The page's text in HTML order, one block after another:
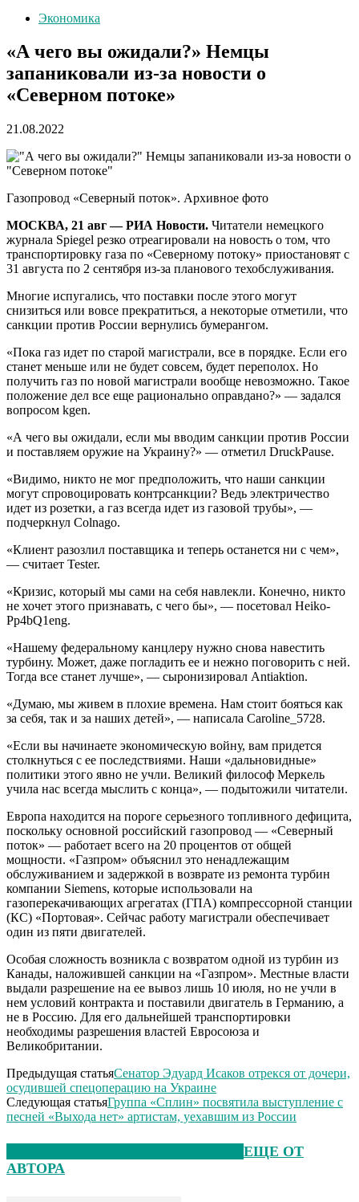
Экономика
«А чего вы ожидали?» Немцы
запаниковали из-за новости о
«Северном потоке»
21.08.2022
Газопровод «Северный поток». Архивное фото
МОСКВА, 21 авг — РИА Новости. Читатели немецкого
журнала Spiegel резко отреагировали на новость о том, что
транспортировку газа по «Северному потоку» приостановят с
31 августа по 2 сентября из-за планового техобслуживания.
Многие испугались, что поставки после этого могут
снизиться или вовсе прекратиться, а некоторые отметили, что
санкции против России вернулись бумерангом.
«Пока газ идет по старой магистрали, все в порядке. Если его
станет меньше или не будет совсем, будет переполох. Но
получить газ по новой магистрали вообще невозможно. Такое
положение дел все еще рационально оправдано?» — задался
вопросом kgen.
«А чего вы ожидали, если мы вводим санкции против России
и поставляем оружие на Украину?» — отметил DruckPause.
«Видимо, никто не мог предположить, что наши санкции
могут спровоцировать контрсанкции? Ведь электричество
идет из розетки, а газ всегда идет из газовой трубы», —
подчеркнул Colnago.
«Клиент разозлил поставщика и теперь останется ни с чем»,
— считает Tester.
«Кризис, который мы сами на себя навлекли. Конечно, никто
не хочет этого признавать, с чего бы», — посетовал Heiko-
Pp4bQ1eng.
«Нашему федеральному канцлеру нужно снова навестить
турбину. Может, даже погладить ее и нежно поговорить с ней.
Тогда все станет лучше», — сыронизировал Antiaktion.
«Думаю, мы живем в плохие времена. Нам стоит бояться как
за себя, так и за наших детей», — написала Caroline_5728.
«Если вы начинаете экономическую войну, вам придется
столкнуться с ее последствиями. Наши «дальновидные»
политики этого явно не учли. Великий философ Меркель
учила нас всегда мыслить с конца», — подытожили читатели.
Европа находится на пороге серьезного топливного дефицита,
поскольку основной российский газопровод — «Северный
поток» — работает всего на 20 процентов от общей
мощности. «Газпром» объяснил это ненадлежащим
обслуживанием и задержкой в возврате из ремонта турбин
компании Siemens, которые использовали на
газоперекачивающих агрегатах (ГПА) компрессорной станции
(КС) «Портовая». Сейчас работу магистрали обеспечивает
один из пяти двигателей.
Особая сложность возникла с возвратом одной из турбин из
Канады, наложившей санкции на «Газпром». Местные власти
выдали разрешение на ее вывоз лишь 10 июля, но не учли в
нем условий контракта и поставили двигатель в Германию, а
не в Россию. Для его дальнейшей транспортировки
необходимы разрешения властей Евросоюза и
Великобритании.
Предыдущая статьяСенатор Эдуард Исаков отрекся от дочери,
осудившей спецоперацию на Украине
Следующая статьяГруппа «Сплин» посвятила выступление с
песней «Выхода нет» артистам, уехавшим из России
ЕЩЕ ОТ
АВТОРА